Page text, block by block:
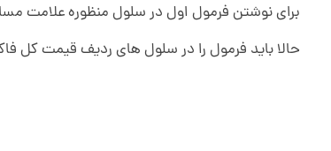
ا
برای نوشتن فرمول اول در سلول منظوره علامت
حالا باید فرمول را در سلول های ردیف قیمت کل